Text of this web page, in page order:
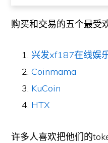
购买和交易的五个最受
兴发xf187在线娱
Coinmama
KuCoin
HTX
许多人喜欢把他们的